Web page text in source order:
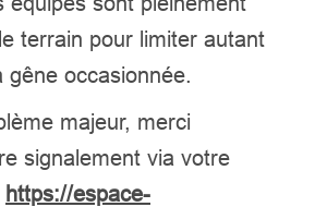
terrain pour limiter autant
gêne occasionnée.
majeur, merci
signalement via votre
https://espace-